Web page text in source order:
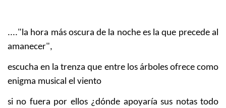
...."la hora más oscura de la noche es la que precede al
amanecer",
escucha en la trenza que entre los árboles ofrece como
enigma musical el viento
si no fuera por ellos ¿dónde apoyaría sus notas todo